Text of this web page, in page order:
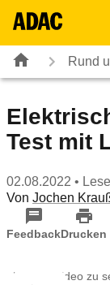
Rund
Test mit
02.08.2022 •
Von Jochen
FeedbackDrucken
Im Test-Video zu